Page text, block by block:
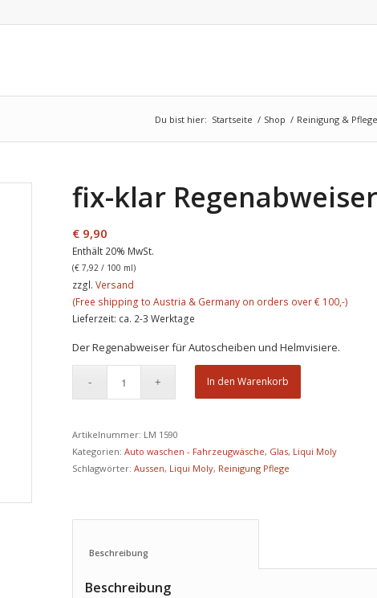
Du bist hier: Startseite / Shop / Reinigung & Pflege
fix-klar
€ 9,90
Enthält 20% MwSt.
(€ 7,92 / 100 ml)
zzgl.Versand
Lieferzeit: ca. 2-3 Werktage
Der Regenabweiser für Autoscheiben und Helmvisiere.
In den Warenkorb
Artikelnummer: LM 1590
Kategorien:Auto waschen - Fahrzeugwäsche, Glas, Liqui Moly
Schlagwörter:Aussen, Liqui Moly, Reinigung Pflege
Beschreibung